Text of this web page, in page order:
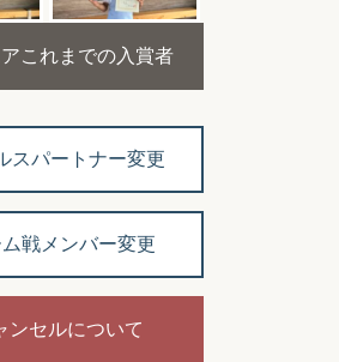
これまでの入賞者
スパートナー変更
戦メンバー変更
ンセルについて